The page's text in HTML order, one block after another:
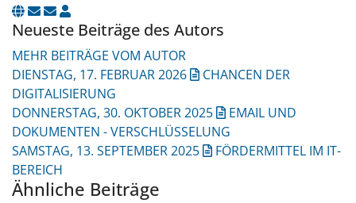
UPDATES ABONNIEREN
ABO VON UPDATES DIESES AUTORS BEENDEN
ROLF RAMACHER
Neueste Beiträge des Autors
MEHR BEITRÄGE VOM AUTOR
DIENSTAG, 17. FEBRUAR 2026
CHANCEN DER
DIGITALISIERUNG
DONNERSTAG, 30. OKTOBER 2025
EMAIL UND
DOKUMENTEN - VERSCHLÜSSELUNG
SAMSTAG, 13. SEPTEMBER 2025
FÖRDERMITTEL IM IT-
BEREICH
Ähnliche Beiträge